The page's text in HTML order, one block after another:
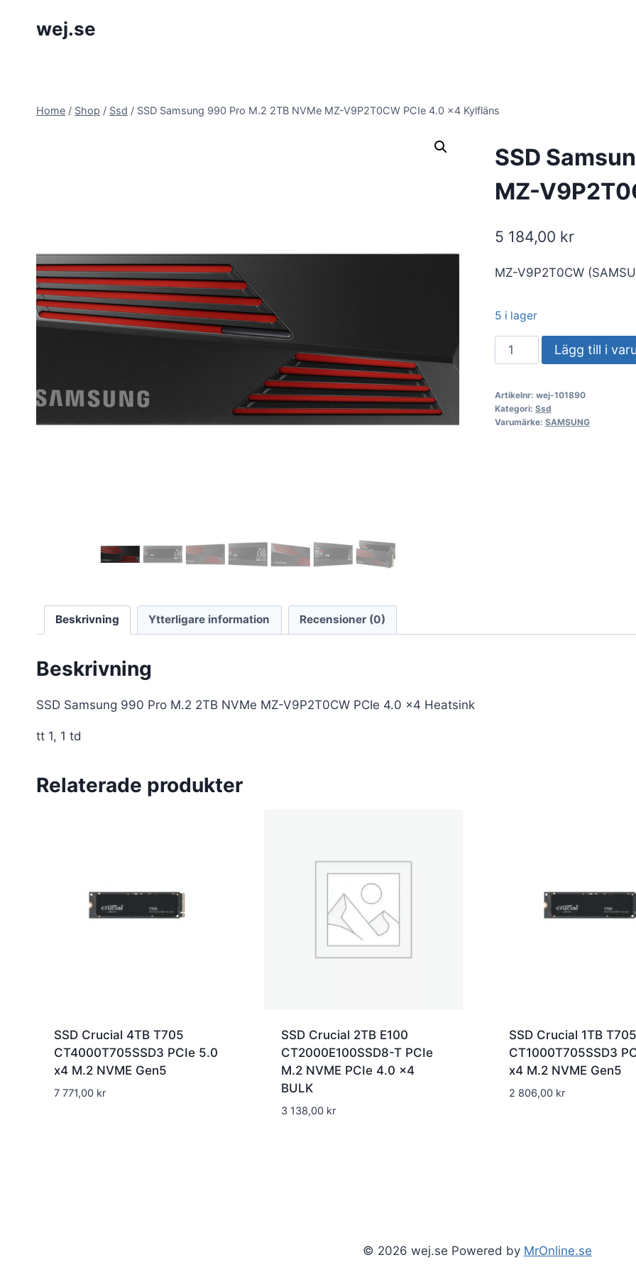
wej.se
Home / Shop / Ssd / SSD Samsung 990 Pro M.2 2TB NVMe MZ-V9P2T0CW PCIe 4.0 x4 Kylfläns
SSD
MZ-
5 184,00 kr
MZ-V9P2T0CW
5 i lager
SSD
Samsung
Pro
M.2
Lägg till i
Artikelnr: wej-101890
Kategori: Ssd
Varumärke: SAMSUNG
Beskrivning Ytterligare information Recensioner (0)
Beskrivning
SSD Samsung 990 Pro M.2 2TB NVMe MZ-V9P2T0CW PCIe 4.0 x4 Heatsink
tt 1, 1 td
Relaterade produkter
SSD Crucial 4TB T705
CT4000T705SSD3 PCIe 5.0
x4 M.2 NVME Gen5
7 771,00 kr
SSD Crucial 2TB E100
CT2000E100SSD8-T PCIe
M.2 NVME PCIe 4.0 x4
BULK
3 138,00 kr
SSD Crucial 1TB T705
CT1000T705SSD3
x4 M.2 NVME Gen5
2 806,00 kr
© 2026 wej.se Powered by MrOnline.se